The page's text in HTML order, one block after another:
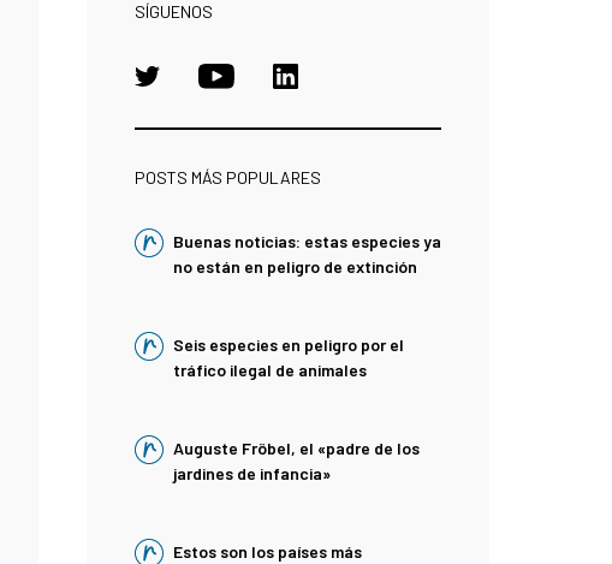
SÍGUENOS
POSTS MÁS POPULARES
Buenas noticias: estas especies ya
no están en peligro de extinción
Seis especies en peligro por el
tráfico ilegal de animales
Auguste Fröbel, el «padre de los
jardines de infancia»
Estos son los países más